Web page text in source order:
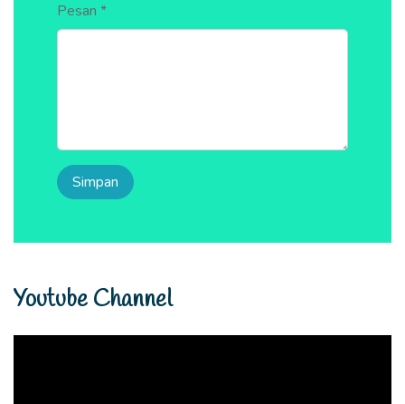
Pesan *
Youtube Channel